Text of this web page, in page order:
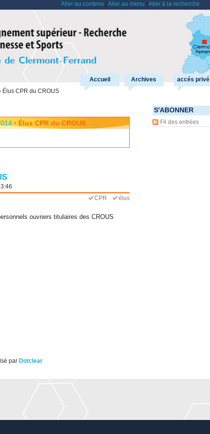
Accueil Archives accés privé
Aller au contenu|Aller au menu|Aller à la recherche
Élus CPR du CROUS
› Élus CPR du CROUS
CPR
élus
ouvriers titulaires des CROUS
S'ABONNER
Fil des entrées
par Dotclear